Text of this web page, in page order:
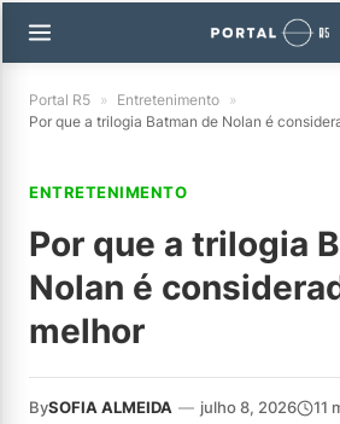
Portal R5 » Entretenimento »
Por que a trilogia Batman de Nolan é
ENTRETENIMENTO
Por que a trilogia
Nolan é
melhor
BySOFIA ALMEIDA — julho 8, 2026 11